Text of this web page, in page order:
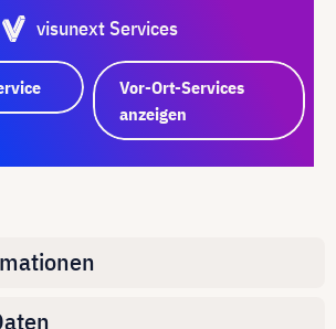
visunext Services
Vor-Ort-Services
anzeigen